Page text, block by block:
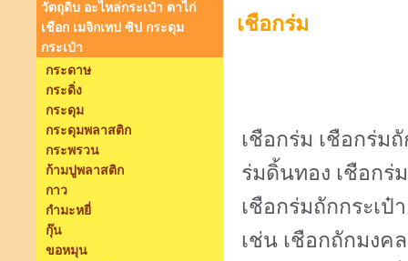
วัตถุดิบ อะไหล่กระเป๋า ตาไก่
เชือก เมจิกเทป ซิป กระดุม
กระเป๋า
กระดาษ
กระดิ่ง
กระดุม
กระดุมพลาสติก
กระพรวน
ก้ามปูพลาสติก
กาว
กำมะหยี่
กุ๊น
ขอหมุน
เชือกร่ม
เชือกร่ม เชือกร่ม
ร่มดิ้นทอง เชือกร่
เชือกร่มถักกระเป๋
เช่น เชือกถักมงค